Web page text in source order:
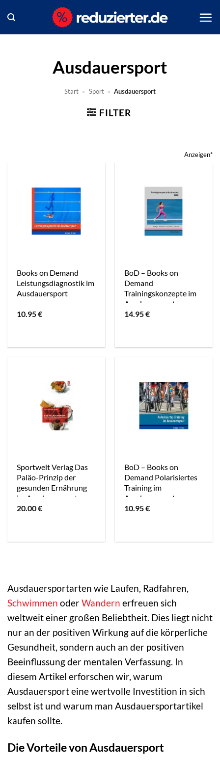
Inhalt
springen
Ausdauersport
Start » Sport » Ausdauersport
FILTER
Anzeigen*
Books on Demand
Leistungsdiagnostik im
Ausdauersport
10.95€
BoD – Books on
Demand
Trainingskonzepte im
Ausdauersport
14.95€
Sportwelt Verlag Das
Paläo-Prinzip der
gesunden Ernährung
im Ausdauersport
20.00€
BoD – Books on
Demand Polarisiertes
Training im
Ausdauersport
10.95€
Ausdauersportarten wie Laufen, Radfahren,
Schwimmen oderWandern erfreuen sich
weltweit einer großen Beliebtheit. Dies liegt nicht
nur an der positiven Wirkung auf die körperliche
Gesundheit, sondern auch an der positiven
Beeinflussung der mentalen Verfassung. In
diesem Artikel erforschen wir, warum
Ausdauersport eine wertvolle Investition in sich
selbst ist und warum man Ausdauersportartikel
kaufen sollte.
Die Vorteile von Ausdauersport